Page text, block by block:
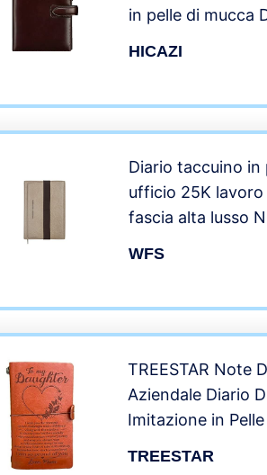
in pelle di mucca
HICAZI
Diario taccuino in
ufficio 25K
fascia alta lusso
WFS
TREESTAR Note
Aziendale Diario
Imitazione in
TREESTAR